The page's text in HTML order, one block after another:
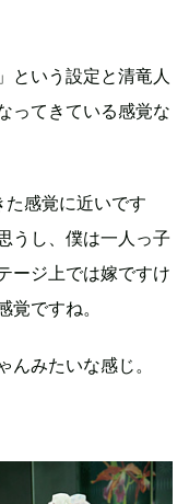
という設定と清竜人
ってきている感覚な
た感覚に近いです
うし、僕は一人っ子
ージ上では嫁ですけ
ですね。
んみたいな感じ。